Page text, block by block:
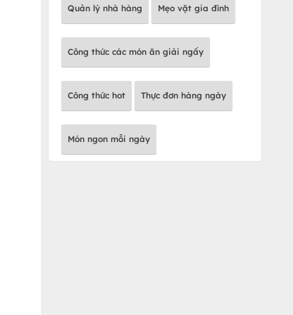
Quản lý nhà hàng Mẹo vặt gia đình
Công thức các món ăn giải ngấy
Công thức hot Thực đơn hàng ngày
Món ngon mỗi ngày